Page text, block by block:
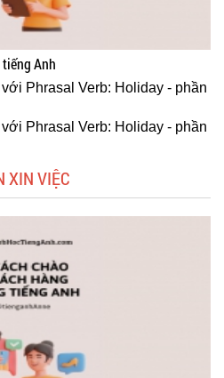
tiếng Anh
Phrasal Verb: Holiday - phần
Phrasal Verb: Holiday - phần
XIN VIỆC